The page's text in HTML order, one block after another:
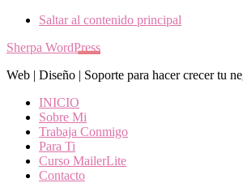
Saltar al contenido principal
Sherpa WordPress
Web | Diseño | Soporte para hacer crecer tu
INICIO
Sobre Mi
Trabaja Conmigo
Para Ti
Curso MailerLite
Contacto